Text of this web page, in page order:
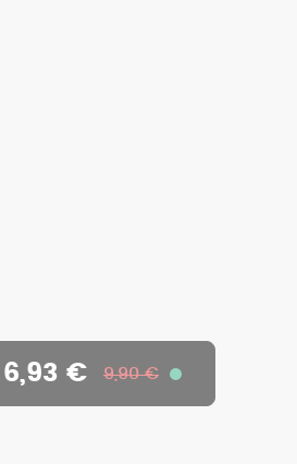
6,93 € 9,90 €